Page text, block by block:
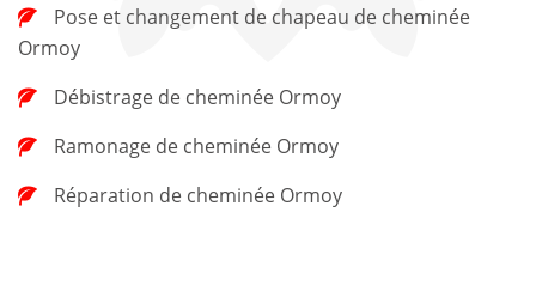
Ormoy
Débistrage de cheminée Ormoy
Ramonage de cheminée Ormoy
Réparation de cheminée Ormoy